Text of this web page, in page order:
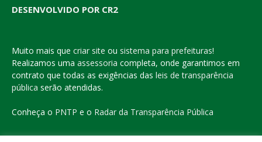
DESENVOLVIDO POR CR2
Muito mais que criar site ou sistema para prefeituras!
Realizamos uma assessoria completa, onde garantimos em
contrato que todas as exigências das leis de transparência
pública serão atendidas.
Conheça o PNTP e o Radar da Transparência Pública